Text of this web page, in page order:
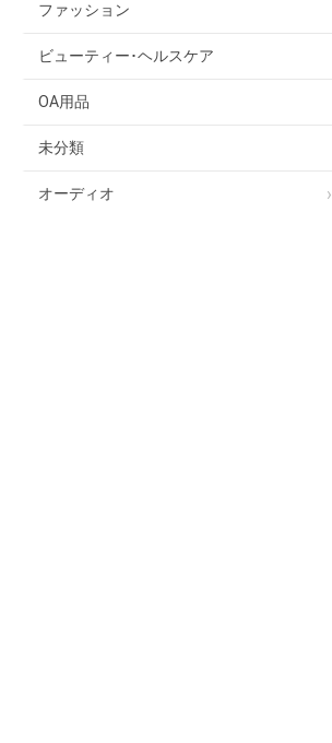
ファッション
ビューティー･ヘルスケア
OA用品
未分類
オーディオ